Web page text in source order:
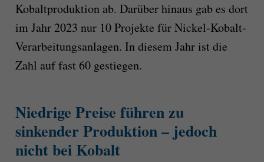
Kobaltproduktion ab. Darüber hinaus gab es dort
im Jahr 2023 nur 10 Projekte für Nickel-Kobalt-
Verarbeitungsanlagen. In diesem Jahr ist die
Zahl auf fast 60 gestiegen.
Niedrige Preise führen zu
sinkender Produktion – jedoch
nicht bei Kobalt